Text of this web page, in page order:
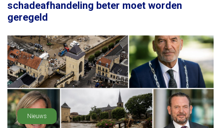
schadeafhandeling beter moet worden
geregeld
Nieuws